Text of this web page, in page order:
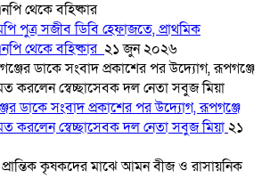
পুত্র সজীব ডিবি হেফাজতে, প্রাথমিক
থেকে বহিষ্কার ২১ জুন ২০২৬
ডাকে সংবাদ প্রকাশের পর উদ্যোগ, রূপগঞ্জে
করলেন স্বেচ্ছাসেবক দল নেতা সবুজ মিয়া২১